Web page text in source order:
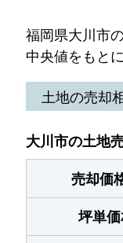
福岡県大川市
中央値をもと
土地の売却
大川市の土地
売却価
坪単